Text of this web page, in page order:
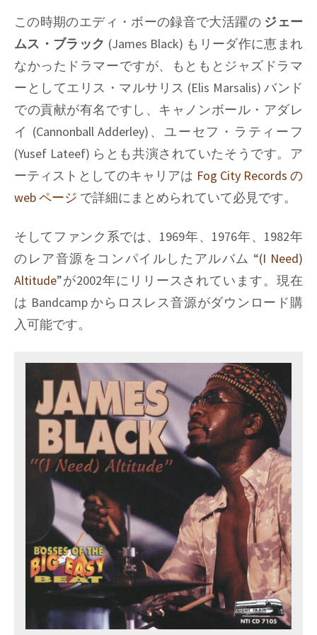
この時期のエディ・ボーの録音で大活躍の ジェー
ムス・ブラック (James Black) もリーダ作に恵まれ
なかったドラマーですが、もともとジャズドラマ
ーとしてエリス・マルサリス (Elis Marsalis) バンド
での貢献が有名ですし、キャノンボール・アダレ
イ (Cannonball Adderley)、ユーセフ・ラティーフ
(Yusef Lateef) らとも共演されていたそうです。ア
ーティストとしてのキャリアは Fog City Records の
web ページ で詳細にまとめられていて必見です。
そしてファンク系では、1969年、1976年、1982年
のレア音源をコンパイルしたアルバム “(I Need)
Altitude”が2002年にリリースされています。現在
は Bandcamp からロスレス音源がダウンロード購
入可能です。